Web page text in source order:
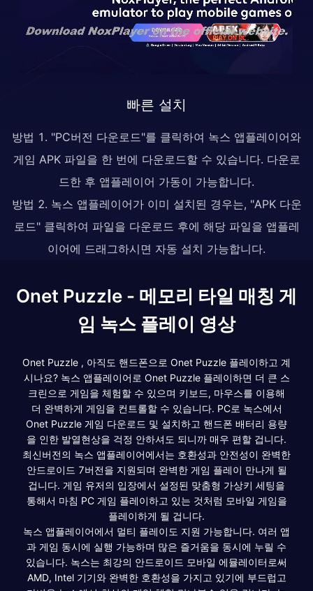
빠른 설치
방법 1. "PC버전 다운로드"를 클릭하여 녹스 앱플레이어와
게임 APK 파일을 한 번에 다운로드할 수 있습니다. 다운로
드한 후 앱플레이어 가동이 가능합니다.
방법 2. 녹스 앱플레이어가 이미 설치된 경우는, "APK 다운
로드" 클릭하여 파일을 다운로드 후에 해당 파일을 앱플레
이어에 드래그하시면 자동 설치 가능합니다.
Onet Puzzle - 메모리 타일 매칭 게
임 녹스 플레이 영상
Onet Puzzle , 아직도 핸드폰으로 Onet Puzzle 플레이하고 계
시나요? 녹스 앱플레이어로 Onet Puzzle 플레이하면 더 큰 스
크린으로 게임을 체험할 수 있으며 키보드, 마우스를 이용해
더 완벽하게 게임을 컨트롤할 수 있습니다. PC로 녹스에서
Onet Puzzle 게임 다운로드 및 설치하고 핸드폰 배터리 용량
을 인한 발열현상을 걱정 안하셔도 되니까 매우 편할 겁니다.
최신버전의 녹스 앱플레이어에서는 호환성과 안전성이 완벽한
안드로이드 7버전을 지원되며 완벽한 게임 플레이 만나게 될
겁니다. 게임 유저의 입장에서 설정된 맞춤형 가상키 세팅을
통해서 마침 PC 게임 플레이하고 있는 것처럼 모바일 게임을
플레이하게 될 겁니다.
녹스 앱플레이어에서 멀티 플레이도 지원 가능합니다. 여러 앱
과 게임 동시에 실행 가능하며 많은 즐거움을 동시에 누릴 수
있습니다. 녹스는 최강의 안드로이드 모바일 에뮬레이터로써
AMD, Intel 기기와 완벽한 호환성을 가지고 있기에 부드럽고